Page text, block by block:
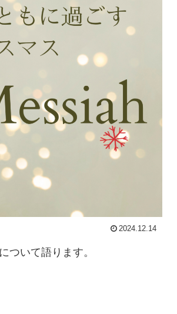
2024.12.14
ついて語ります。